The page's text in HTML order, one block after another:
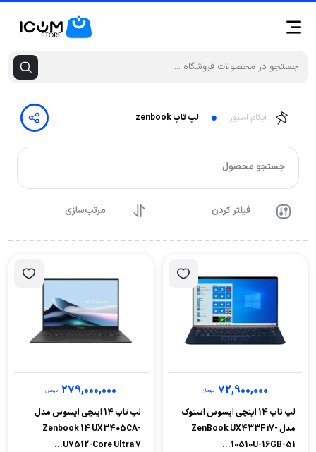
آیکام استور لپ تاپ zenbook
جستجو محصول
فیلتر کردن مرتب‌سازی
72,900,000 تومان
لپ تاپ 14 اینچی ایسوس استوک
مدل ZenBook UX433F i7-
10510U-16GB-51...
279,000,000 تومان
لپ تاپ 14 اینچی ایسوس مدل
Zenbook 14 UX3405CA-
U7512-Core Ultra 7...